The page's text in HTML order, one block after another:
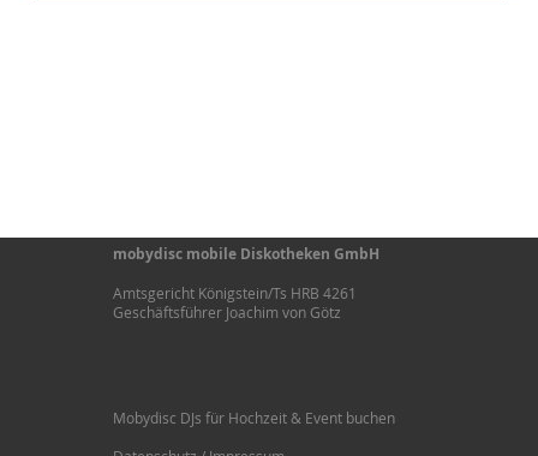
mobydisc mobile Diskotheken GmbH
Amtsgericht Königstein/Ts HRB 4261
Geschäftsführer Joachim von Götz
Mobydisc DJs für Hochzeit & Event buchen